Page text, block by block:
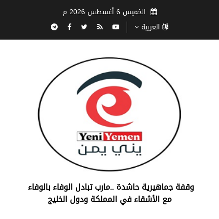
الخميس 6 أغسطس 2026 م
العربية
‏وقفة جماهيرية حاشدة ..مارب ‏تبادل الوفاء بالوفاء ‏
مع الأشقاء في المملكة ودول الخليج